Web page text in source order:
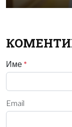
Име *
Email